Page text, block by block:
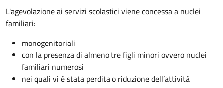
L'agevolazione ai servizi scolastici viene concessa a nuclei
familiari:
monogenitoriali
con la presenza di almeno tre figli minori ovvero nuclei
familiari numerosi
nei quali vi è stata perdita o riduzione dell’attività